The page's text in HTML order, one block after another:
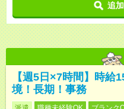
追
【週5日×7時間】時給
境！長期！事務